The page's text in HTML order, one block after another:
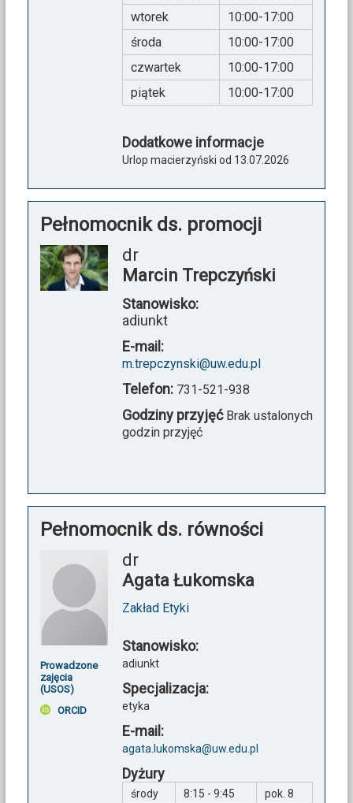
wtorek
10:00-17:00
środa
10:00-17:00
czwartek
10:00-17:00
piątek
10:00-17:00
Dodatkowe informacje
Urlop macierzyński od 13.07.2026
Pełnomocnik ds. promocji
dr
Marcin Trepczyński
Stanowisko:
adiunkt
E-mail:
m.trepczynski@uw.edu.pl
Telefon: 731-521-938
Godziny przyjęć Brak ustalonych
godzin przyjęć
Pełnomocnik ds. równości
Prowadzone
zajęcia
(USOS)
ORCID
dr
Agata Łukomska
Zakład Etyki
Stanowisko:
adiunkt
Specjalizacja:
etyka
E-mail:
agata.lukomska@uw.edu.pl
Dyżury
środy 8:15 - 9:45 pok. 8